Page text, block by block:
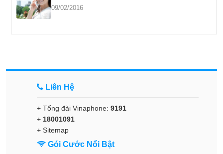
09/02/2016
Liên Hệ
+ Tổng đài Vinaphone: 9191
+ 18001091
+ Sitemap
Gói Cước Nổi Bật